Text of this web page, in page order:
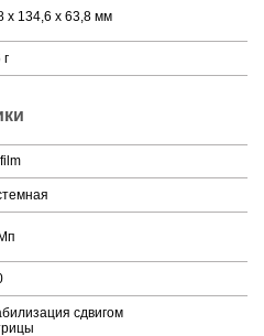
х 134,6 х 63,8 мм
сдвигом